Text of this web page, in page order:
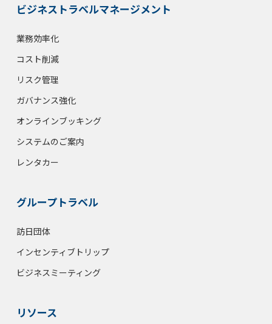
ビジネストラベルマネージメント
業務効率化
コスト削減
リスク管理
ガバナンス強化
オンラインブッキング
システムのご案内
レンタカー
グループトラベル
訪日団体
インセンティブトリップ
ビジネスミーティング
リソース